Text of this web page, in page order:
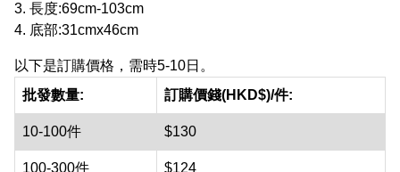
3. 長度:69cm-103cm
4. 底部:31cmx46cm
以下是訂購價格，需時5-10日。
批發數量:
訂購價錢(HKD$)/件:
10-100件 $130
100-300件 $124